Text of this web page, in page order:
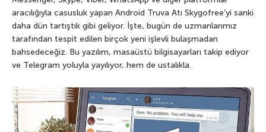
aracılığıyla casusluk yapan Android Truva Atı Skygofree’yi sanki
daha dün tartıştık gibi geliyor. İşte, bugün de uzmanlarımız
tarafından tespit edilen birçok yeni işlevli bulaşmadan
bahsedeceğiz. Bu yazılım, masaüstü bilgisayarları takip ediyor
ve Telegram yoluyla yayılıyor, hem de ustalıkla.